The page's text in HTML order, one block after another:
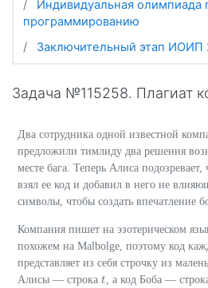
Индивидуальная олимпиада
программированию
Заключительный этап ИОИП
Задача №115258. Плагиат
Два сотрудника одной известной
предложили тимлиду два решения
месте бага. Теперь Алиса
взял ее код и добавил в него не
символы, чтобы создать впечатление
Компания пишет на эзотерическом
похожем на Malbolge, поэтому код
представляет из себя строчку из
Алисы — строка t
t , а код Боба —